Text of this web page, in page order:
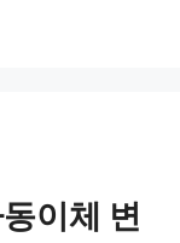
이체 변